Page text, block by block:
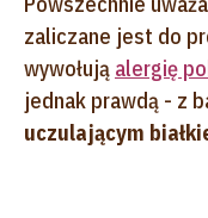
zaliczane jest do
wywołują alergię
jednak prawdą - z
uczulającym